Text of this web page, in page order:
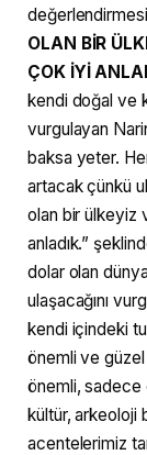
OLAN BİR
ÇOK İYİ
kendi doğal ve
vurgulayan
baksa yeter.
artacak çünkü
olan bir ülkeyiz
anladık.”
dolar olan
ulaşacağını
kendi içindeki
önemli ve
önemli, sadece
kültür, arkeoloji
acentelerimiz